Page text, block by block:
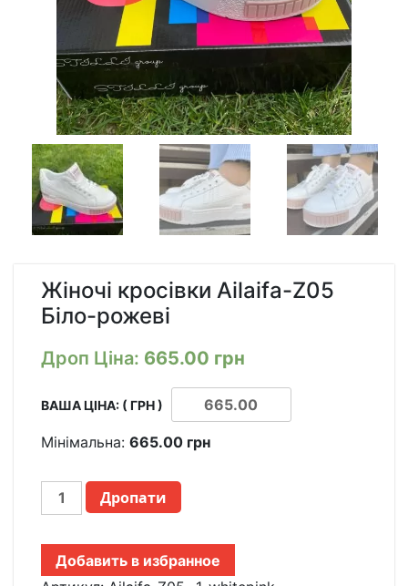
Жіночі кросівки Ailaifa-Z05
Біло-рожеві
Дроп Ціна: 665.00 грн
ВАША ЦІНА: ( ГРН )
Мінімальна: 665.00 грн
ЖЕНСКИЕ
КРОССОВКИ
Z05
БЕЛО-
Дропати
Добавить в избранное